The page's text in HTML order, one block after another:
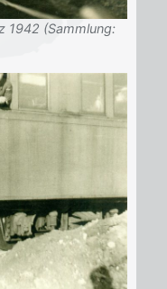
1942 (Sammlung: